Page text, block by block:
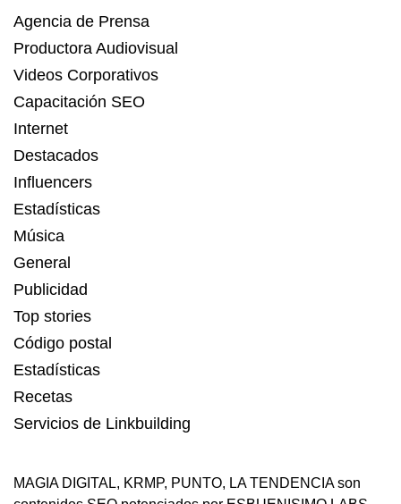
Agencia de Prensa
Productora Audiovisual
Videos Corporativos
Capacitación SEO
Internet
Destacados
Influencers
Estadísticas
Música
General
Publicidad
Top stories
Código postal
Estadísticas
Recetas
Servicios de Linkbuilding
MAGIA DIGITAL, KRMP, PUNTO, LA TENDENCIAson